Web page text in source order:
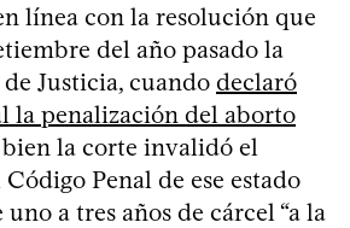
línea con la resolución que
del año pasado la
Justicia, cuando declaró
la penalización del aborto
bien la corte invalidó el
Penal de ese estado
a tres años de cárcel “a la